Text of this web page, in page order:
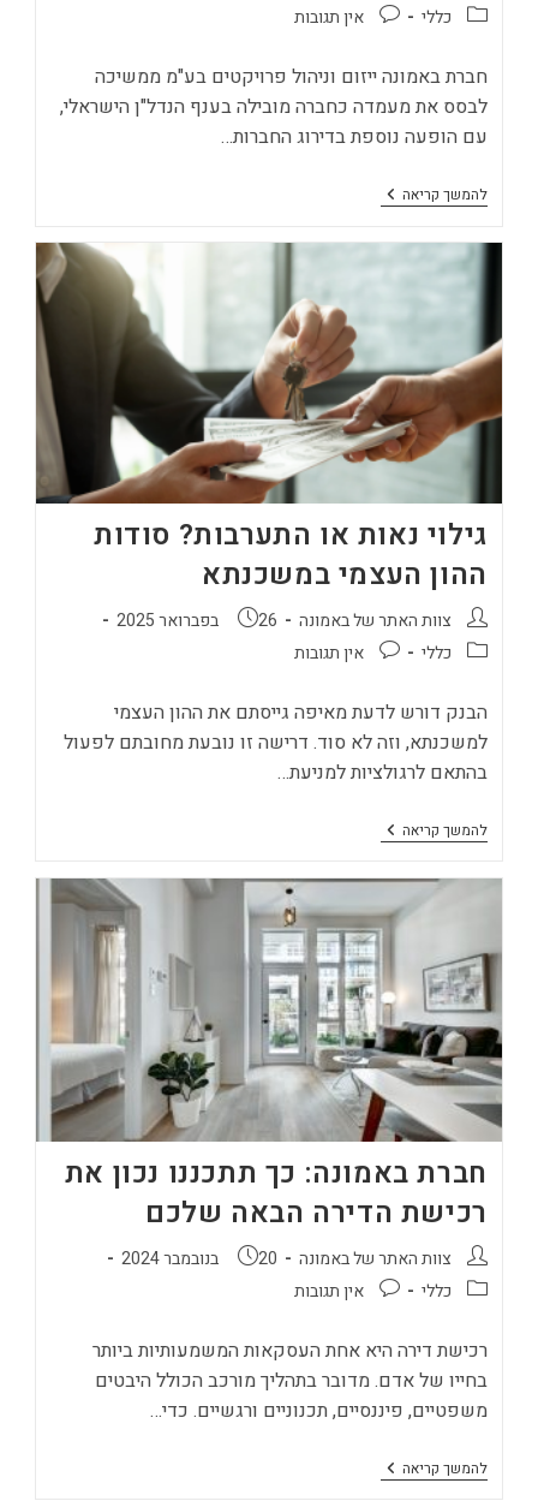
קטגוריה:
כללי תגובות:אין תגובות
חברת באמונה ייזום וניהול פרויקטים בע"מ ממשיכה
לבסס את מעמדה כחברה מובילה בענף הנדל"ן הישראלי,
עם הופעה נוספת בדירוג החברות…
להמשך קריאהגם
בדירוג
המובילות
Duns
100
גילוי נאות או התערבות? סודות
ההון העצמי במשכנתא
מחבר:צוות האתר של באמונה פורסם:
26 בפברואר 2025
קטגוריה:
כללי תגובות:אין תגובות
הבנק דורש לדעת מאיפה גייסתם את ההון העצמי
למשכנתא, וזה לא סוד. דרישה זו נובעת מחובתם לפעול
בהתאם לרגולציות למניעת…
להמשך קריאהגילוי
נאות
התערבות?
סודות
ההון
העצמי
במשכנתא
חברת באמונה: כך תתכננו נכון את
רכישת הדירה הבאה שלכם
מחבר:צוות האתר של באמונה פורסם:
20 בנובמבר 2024
קטגוריה:
כללי תגובות:אין תגובות
רכישת דירה היא אחת העסקאות המשמעותיות ביותר
בחייו של אדם. מדובר בתהליך מורכב הכולל היבטים
משפטיים, פיננסיים, תכנוניים ורגשיים. כדי…
להמשך קריאהחברת
באמונה: